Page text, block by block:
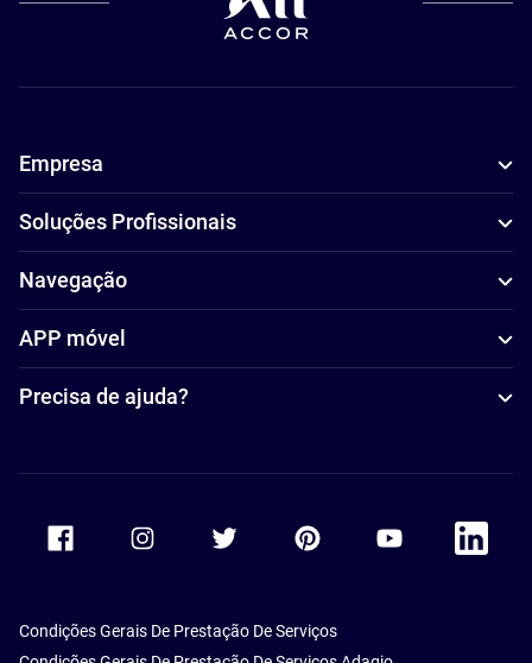
Empresa
Soluções Profissionais
Navegação
APP móvel
Precisa de ajuda?
Accor Facebook Accor TwitterAccor PinterestAccor Youtube
Accor
Condições Gerais De Prestação De Serviços